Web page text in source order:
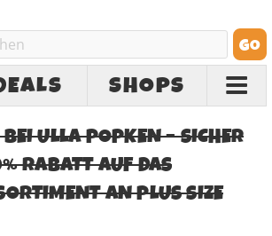
SHOPS
ULLA POPKEN – SICHER
RABATT AUF DAS
AN PLUS SIZE